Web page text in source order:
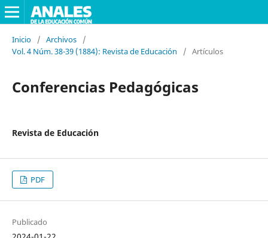
Inicio / Archivos
/
Vol. 4 Núm. 38-39 (1884): Revista de Educación
/ Artículos
Conferencias Pedagógicas
Revista de Educación
PDF
Publicado